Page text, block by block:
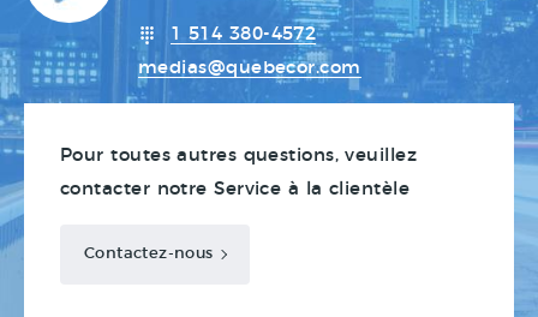
1 514 380-4572
medias@quebecor.com
Pour toutes autres questions, veuillez
contacter notre Service à la clientèle
Contactez-nous